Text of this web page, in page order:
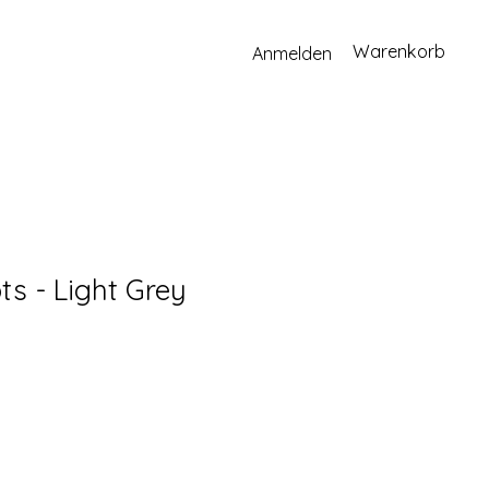
Warenkorb
Anmelden
- Light Grey